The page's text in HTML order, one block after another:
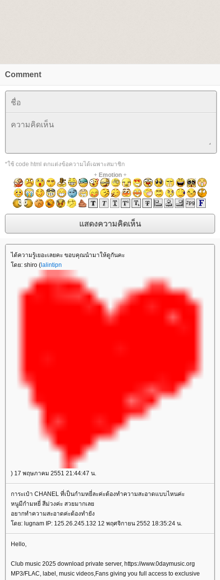
Comment
*ใช้ code html ตกแต่งข้อความได้เฉพาะสมาชิก
+ Emotion+
ได้ความรู้เยอะเลยคะ ขอบคุณนำมาให้ดูกันคะ
ดย: shiro ( lalintipn
) 17 พฤษภาคม 2551 21:44:47 น.
การะเป๋า CHANEL ที่เป็นกำมหยี่ละค่ะต้องทำความสะอาดแบบไหนค่ะ
หนูมีกำมหยี่ สีม่วงค่ะ สวยมากเล
อยากทำความสะอาดค่ะต้องทำยัง
ดย: lugnam IP: 125.26.245.132 12 พฤศจิกายน 2552 18:35:24 น.
Hello,
Club music 2025 download private server, https://www.0daymusic.org
MP3/FLAC, label, music videos,Fans giving you full access to exclusive